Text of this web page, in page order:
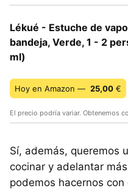
Lékué - Estuche de
bandeja, Verde, 1 - 2
ml)
Hoy en Amazon — 25,00 €
El precio podría variar. Obtenemos
Sí, además, queremos
cocinar y adelantar
podemos hacernos con